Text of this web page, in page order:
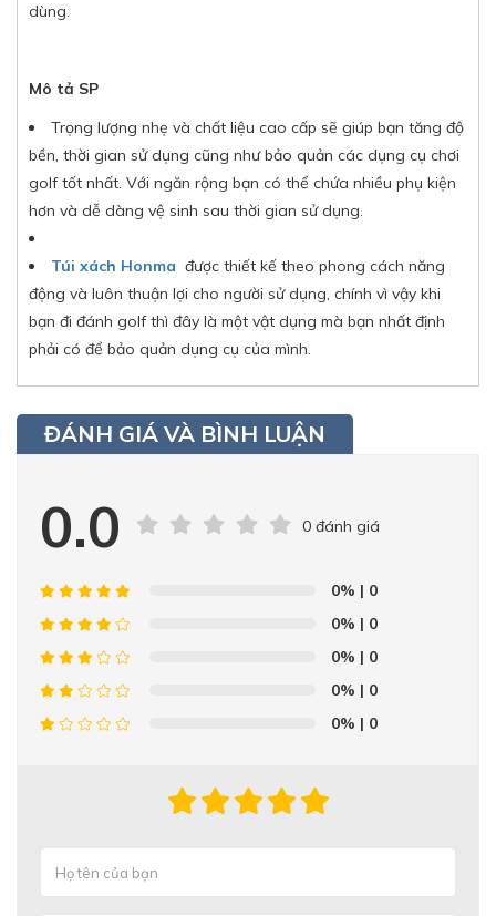
dùng.
Mô tả SP
Trọng lượng nhẹ và chất liệu cao cấp sẽ giúp bạn tăng độ
bền, thời gian sử dụng cũng như bảo quản các dụng cụ chơi
golf tốt nhất. Với ngăn rộng bạn có thể chứa nhiều phụ kiện
hơn và dễ dàng vệ sinh sau thời gian sử dụng.
Túi xách Honma được thiết kế theo phong cách năng
động và luôn thuận lợi cho người sử dụng, chính vì vậy khi
bạn đi đánh golf thì đây là một vật dụng mà bạn nhất định
phải có để bảo quản dụng cụ của mình.
ĐÁNH GIÁ VÀ BÌNH LUẬN
0.0 0 đánh giá
0% | 0
0% | 0
0% | 0
0% | 0
0% | 0